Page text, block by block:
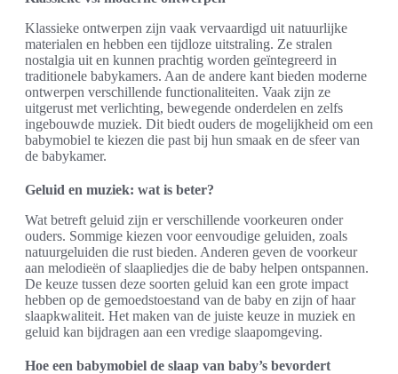
Klassieke ontwerpen zijn vaak vervaardigd uit natuurlijke
materialen en hebben een tijdloze uitstraling. Ze stralen
nostalgia uit en kunnen prachtig worden geïntegreerd in
traditionele babykamers. Aan de andere kant bieden moderne
ontwerpen verschillende functionaliteiten. Vaak zijn ze
uitgerust met verlichting, bewegende onderdelen en zelfs
ingebouwde muziek. Dit biedt ouders de mogelijkheid om een
babymobiel te kiezen die past bij hun smaak en de sfeer van
de babykamer.
Geluid en muziek: wat is beter?
Wat betreft geluid zijn er verschillende voorkeuren onder
ouders. Sommige kiezen voor eenvoudige geluiden, zoals
natuurgeluiden die rust bieden. Anderen geven de voorkeur
aan melodieën of slaapliedjes die de baby helpen ontspannen.
De keuze tussen deze soorten geluid kan een grote impact
hebben op de gemoedstoestand van de baby en zijn of haar
slaapkwaliteit. Het maken van de juiste keuze in muziek en
geluid kan bijdragen aan een vredige slaapomgeving.
Hoe een babymobiel de slaap van baby’s bevordert